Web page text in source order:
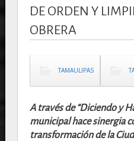
DE ORDEN Y
OBRERA
TAMAULIPAS
A través de “Diciendo y
municipal hace sinergia
transformación de la